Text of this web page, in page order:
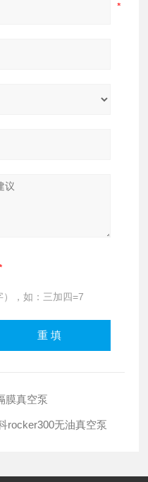
，如：三加四=7
膜真空泵
rocker300无油真空泵